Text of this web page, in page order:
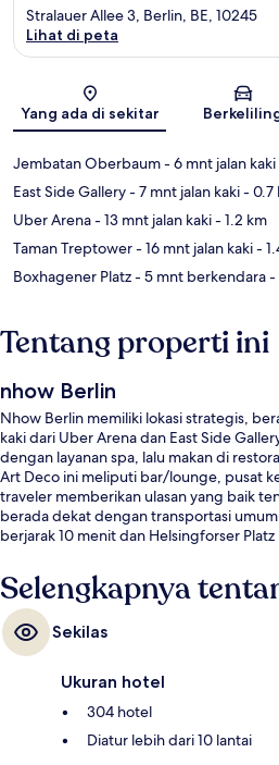
Peta
Stralauer Allee 3, Berlin, BE, 10245
Lihat di peta
Yang ada di sekitar
Jembatan Oberbaum- 6 mnt jalan kaki
East Side Gallery- 7 mnt jalan kaki- 0.7
Uber Arena- 13 mnt jalan kaki- 1.2 km
Taman Treptower- 16 mnt jalan kaki-
Boxhagener Platz- 5 mnt berkendara-
Tentang properti ini
nhow Berlin
Nhow Berlin memiliki lokasi strategis,
kaki dari Uber Arena dan East Side
dengan layanan spa, lalu makan di
Art Deco ini meliputi bar/lounge, pusat
traveler memberikan ulasan yang baik
berada dekat dengan transportasi
berjarak 10 menit dan Helsingforser
Selengkapnya
Sekilas
Ukuran hotel
304 hotel
Diatur lebih dari 10 lantai